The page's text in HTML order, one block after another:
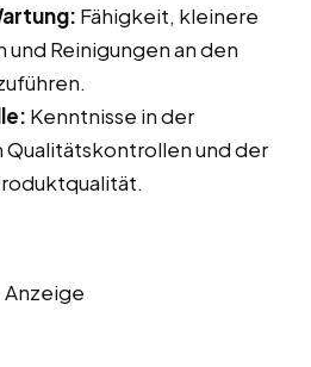
Fähigkeit, kleinere
Reinigungen an den
Kenntnisse in der
Qualitätskontrollen und der
Anzeige